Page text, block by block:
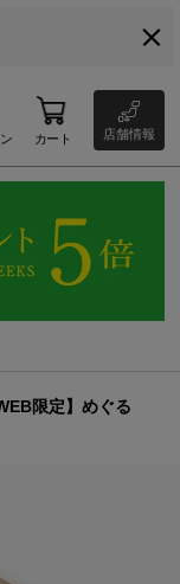
カート 店舗情報
限定】めぐる